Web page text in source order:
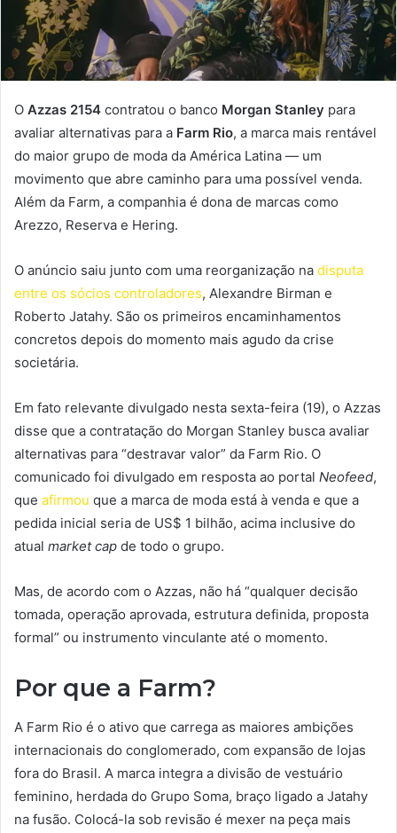
O Azzas 2154 contratou o banco Morgan Stanley para
avaliar alternativas para a Farm Rio, a marca mais rentável
do maior grupo de moda da América Latina — um
movimento que abre caminho para uma possível venda.
Além da Farm, a companhia é dona de marcas como
Arezzo, Reserva e Hering.
O anúncio saiu junto com uma reorganização na disputa
entre os sócios controladores, Alexandre Birman e
Roberto Jatahy. São os primeiros encaminhamentos
concretos depois do momento mais agudo da crise
societária.
Em fato relevante divulgado nesta sexta-feira (19), o Azzas
disse que a contratação do Morgan Stanley busca avaliar
alternativas para “destravar valor” da Farm Rio. O
comunicado foi divulgado em resposta ao portal Neofeed,
que afirmou que a marca de moda está à venda e que a
pedida inicial seria de US$ 1 bilhão, acima inclusive do
atual market cap de todo o grupo.
Mas, de acordo com o Azzas, não há “qualquer decisão
tomada, operação aprovada, estrutura definida, proposta
formal” ou instrumento vinculante até o momento.
Por que a Farm?
A Farm Rio é o ativo que carrega as maiores ambições
internacionais do conglomerado, com expansão de lojas
fora do Brasil. A marca integra a divisão de vestuário
feminino, herdada do Grupo Soma, braço ligado a Jatahy
na fusão. Colocá-la sob revisão é mexer na peça mais